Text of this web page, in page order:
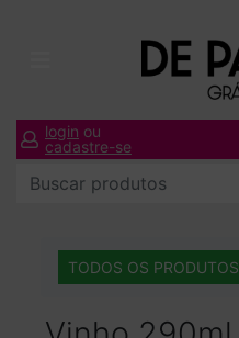
login ou
cadastre-se
TODOS OS PRODUTOS